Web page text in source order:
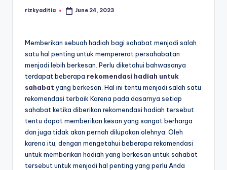
Posted
rizkyaditia June 24, 2023
Memberikan sebuah hadiah bagi sahabat menjadi salah
satu hal penting untuk mempererat persahabatan
menjadi lebih berkesan. Perlu diketahui bahwasanya
terdapat beberapa rekomendasi hadiah untuk
sahabat yang berkesan. Hal ini tentu menjadi salah satu
rekomendasi terbaik Karena pada dasarnya setiap
sahabat ketika diberikan rekomendasi hadiah tersebut
tentu dapat memberikan kesan yang sangat berharga
dan juga tidak akan pernah dilupakan olehnya. Oleh
karena itu, dengan mengetahui beberapa rekomendasi
untuk memberikan hadiah yang berkesan untuk sahabat
tersebut untuk menjadi hal penting yang perlu Anda